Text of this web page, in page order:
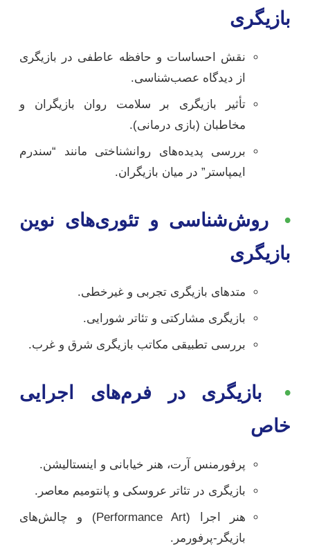
بازیگری
نقش احساسات و حافظه عاطفی در بازیگری
از دیدگاه عصب‌شناسی.
تأثیر بازیگری بر سلامت روان بازیگران و
مخاطبان (بازی درمانی).
بررسی پدیده‌های روانشناختی مانند “سندرم
ایمپاستر” در میان بازیگران.
•
روش‌شناسی و تئوری‌های نوین
بازیگری
متدهای بازیگری تجربی و غیرخطی.
بازیگری مشارکتی و تئاتر شورایی.
بررسی تطبیقی مکاتب بازیگری شرق و غرب.
•
بازیگری در فرم‌های اجرایی
خاص
پرفورمنس آرت، هنر خیابانی و اینستالیشن.
بازیگری در تئاتر عروسکی و پانتومیم معاصر.
هنر اجرا (Performance Art) و چالش‌های
بازیگر-پرفورمر.